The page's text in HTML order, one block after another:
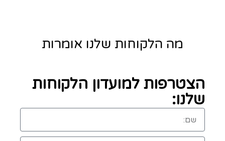
מה הלקוחות שלנו אומרות
הצטרפות למועדון הלקוחות
שלנו: